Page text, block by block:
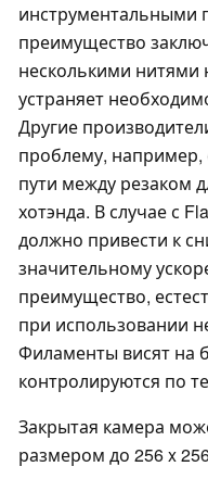
инструментальными
преимущество
несколькими нитями
устраняет
Другие
проблему,
пути между резаком
хотэнда. В случае с
должно привести к
значительному
преимущество,
при использовании
Филаменты висят на
контролируются по
Закрытая камера
размером до 256 x